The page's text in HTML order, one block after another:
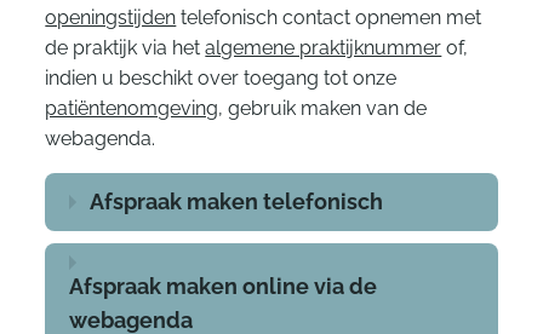
openingstijden telefonisch contact opnemen met
de praktijk via hetalgemene praktijknummer of,
indien u beschikt over toegang tot onze
patiëntenomgeving, gebruik maken van de
webagenda.
Afspraak maken telefonisch
Afspraak maken online via de
webagenda